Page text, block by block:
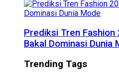
Prediksi Tren
Bakal Dominasi Dunia
Trending Tags